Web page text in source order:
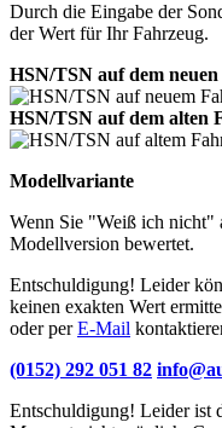
Durch die Eingabe der
der Wert für Ihr Fahrzeug.
HSN/TSN auf dem
HSN/TSN auf dem alten
Modellvariante
Wenn Sie "Weiß ich nicht"
Modellversion bewertet.
Entschuldigung! Leider
keinen exakten Wert
oder perE-Mail
(0152) 292 051 82
Entschuldigung! Leider ist